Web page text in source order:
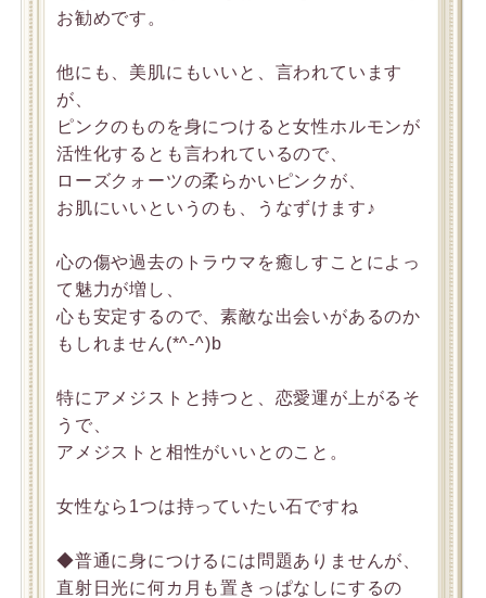
お勧めです。
他にも、美肌にもいいと、言われています
が、
ピンクのものを身につけると女性ホルモンが
活性化するとも言われているので、
ローズクォーツの柔らかいピンクが、
お肌にいいというのも、うなずけます♪
心の傷や過去のトラウマを癒しすことによっ
て魅力が増し、
心も安定するので、素敵な出会いがあるのか
もしれません(*^-^)b
特にアメジストと持つと、恋愛運が上がるそ
うで、
アメジストと相性がいいとのこと。
女性なら1つは持っていたい石ですね
◆普通に身につけるには問題ありませんが、
直射日光に何カ月も置きっぱなしにするの